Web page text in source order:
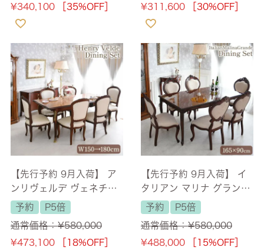
¥340,100 ［35%OFF］
¥311,600 ［30%OFF］
【先行予約 9月入荷】 ア
ンリヴェルデ ヴェネチア
ン 伸長式ダイニングセッ
ト7P 6人掛け ブラウン ア
イボリー 幅150→180cm
【送料無料/設置サービス
予約
P5倍
通常価格：¥580,000
¥473,100 ［18%OFF］
【先行予約 9月入荷】 イ
タリアン マリナ グランデ
長方形 ダイニングセット7
P 6人掛け ジュリアチェア
幅165cm 【送料無料/設
置サービス付】
予約
P5倍
通常価格：¥580,000
¥488,000 ［15%OFF］